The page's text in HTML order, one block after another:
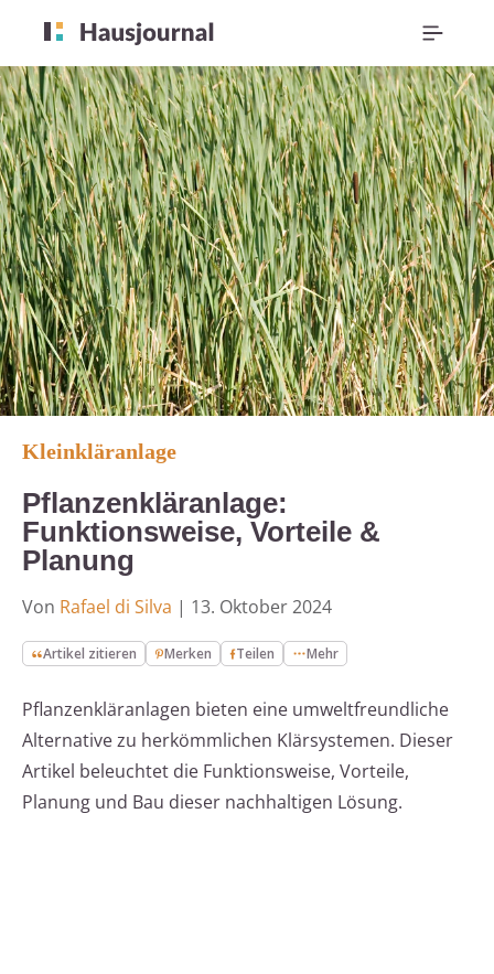
Kleinkläranlage
Pflanzenkläranlage:
Funktionsweise, Vorteile &
Planung
Von Rafael di Silva | 13. Oktober 2024
Artikel zitieren Merken Teilen Mehr
Pflanzenkläranlagen bieten eine umweltfreundliche
Alternative zu herkömmlichen Klärsystemen. Dieser
Artikel beleuchtet die Funktionsweise, Vorteile,
Planung und Bau dieser nachhaltigen Lösung.